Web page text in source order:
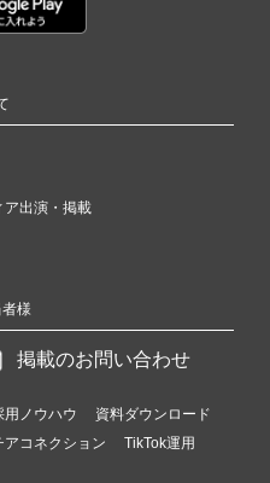
ア出演・掲載
様
掲載のお問い合わせ
用ノウハウ
資料ダウンロード
アコネクション
TikTok運用